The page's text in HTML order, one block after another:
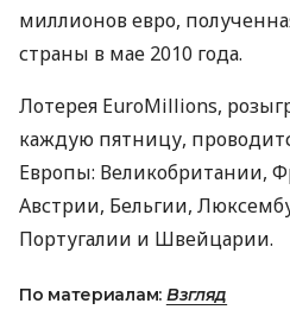
миллионов евро,
страны в мае 2010 года.
Лотерея EuroMillions,
каждую пятницу,
Европы: Великобритании,
Австрии, Бельгии,
Португалии и Швейцарии.
По материалам: Взгляд